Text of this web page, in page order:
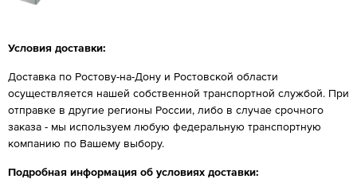
Условия доставки:
Доставка по Ростову-на-Дону и Ростовской области
осуществляется нашей собственной транспортной службой. При
отправке в другие регионы России, либо в случае срочного
заказа - мы используем любую федеральную транспортную
компанию по Вашему выбору.
Подробная информация об условиях доставки: